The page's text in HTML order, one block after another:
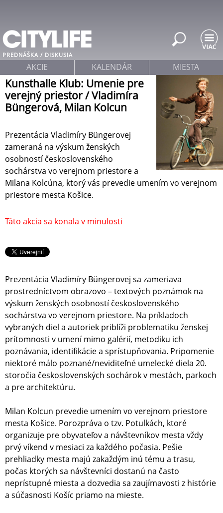
PREDNÁŠKA / DISKUSIA
Kunsthalle Klub: Umenie pre
verejný priestor / Vladimíra
Büngerová, Milan Kolcun
Prezentácia Vladimíry Büngerovej
zameraná na výskum ženských
osobností československého
sochárstva vo verejnom priestore a
Milana Kolcúna, ktorý vás prevedie umením vo verejnom
priestore mesta Košice.
Táto akcia sa konala v minulosti
Prezentácia Vladimíry Büngerovej sa zameriava
prostredníctvom obrazovo – textových poznámok na
výskum ženských osobností československého
sochárstva vo verejnom priestore. Na príkladoch
vybraných diel a autoriek priblíži problematiku ženskej
prítomnosti v umení mimo galérií, metodiku ich
poznávania, identifikácie a sprístupňovania. Pripomenie
niektoré málo poznané/neviditeľné umelecké diela 20.
storočia československých sochárok v mestách, parkoch
a pre architektúru.
Milan Kolcun prevedie umením vo verejnom priestore
mesta Košice. Porozpráva o tzv. Potulkách, ktoré
organizuje pre obyvateľov a návštevníkov mesta vždy
prvý víkend v mesiaci za každého počasia. Pešie
prehliadky mesta majú zakaždým inú tému a trasu,
počas ktorých sa návštevníci dostanú na často
neprístupné miesta a dozvedia sa zaujímavosti z histórie
a súčasnosti Košíc priamo na mieste.
AKCIE KALENDÁR MIESTA